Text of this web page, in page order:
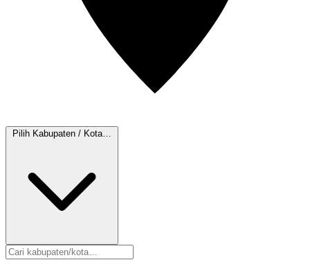
Pilih Kabupaten / Kota…